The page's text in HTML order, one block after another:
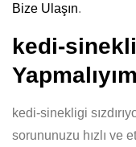
Bize Ulaşın.
kedi-
kedi-sinekligi
sorununuzu hızlı ve